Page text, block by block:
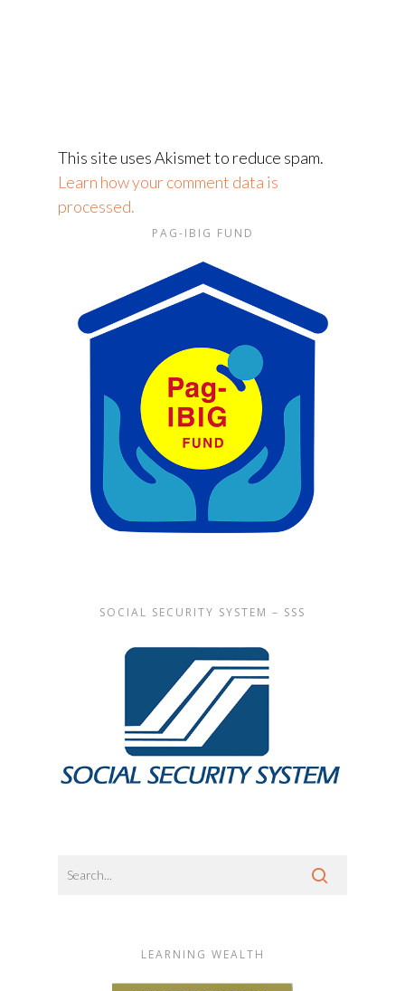
This site uses Akismet to reduce spam.
Learn how your comment data is
processed.
PAG-IBIG FUND
SOCIAL SECURITY SYSTEM – SSS
LEARNING WEALTH